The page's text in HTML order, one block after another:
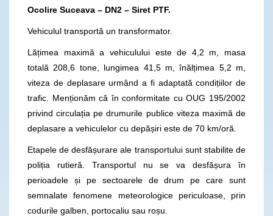
Ocolire Suceava – DN2 – Siret PTF.
Vehiculul transportă un transformator.
Lățimea maximă a vehiculului este de 4,2 m, masa
totală 208,6 tone, lungimea 41,5 m, înălțimea 5,2 m,
viteza de deplasare urmând a fi adaptată condițiilor de
trafic. Menționăm că în conformitate cu OUG 195/2002
privind circulația pe drumurile publice viteza maximă de
deplasare a vehiculelor cu depășiri este de 70 km/oră.
Etapele de desfășurare ale transportului sunt stabilite de
poliția rutieră. Transportul nu se va desfășura în
perioadele și pe sectoarele de drum pe care sunt
semnalate fenomene meteorologice periculoase, prin
codurile galben, portocaliu sau roșu.